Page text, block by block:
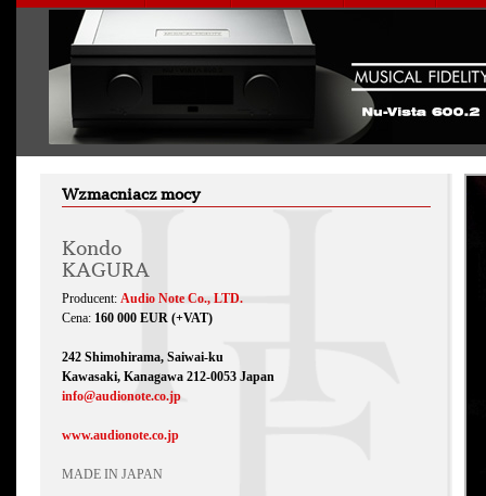
Wzmacniacz mocy
Kondo
KAGURA
Producent: Audio Note Co., LTD.
Cena: 160 000 EUR (+VAT)
242 Shimohirama, Saiwai-ku
Kawasaki, Kanagawa 212-0053 Japan
info@audionote.co.jp
www.audionote.co.jp
MADE IN JAPAN